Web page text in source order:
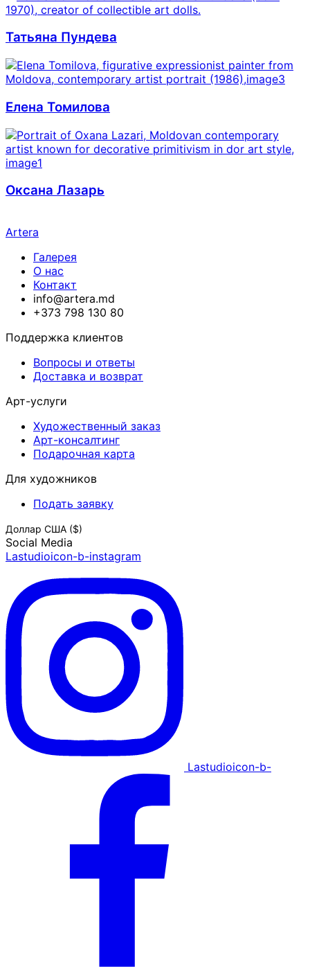
Татьяна Пундева
Елена Томилова
Оксана Лазарь
Artera
Галерея
О нас
Контакт
info@artera.md
+373 798 130 80
Поддержка клиентов
Вопросы и ответы
Доставка и возврат
Арт-услуги
Художественный заказ
Арт-консалтинг
Подарочная карта
Для художников
Подать заявку
Доллар США ($)
Social Media
Lastudioicon-b-instagram
Lastudioicon-b-